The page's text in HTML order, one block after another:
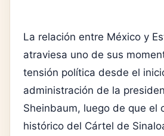
La relación entre México y
atraviesa uno de sus
tensión política desde el
administración de la
Sheinbaum, luego de que el
histórico del Cártel de